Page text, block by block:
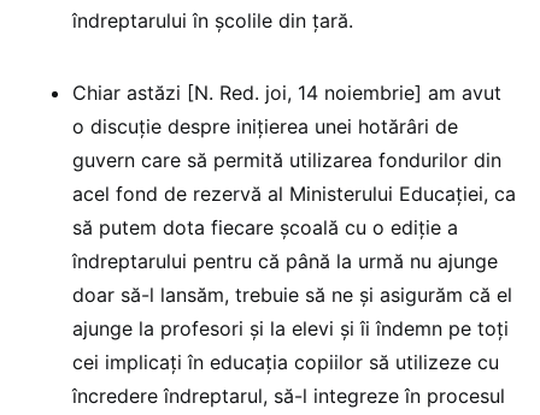
îndreptarului în școlile din țară.
Chiar astăzi [N. Red. joi, 14 noiembrie] am avut
o discuție despre inițierea unei hotărâri de
guvern care să permită utilizarea fondurilor din
acel fond de rezervă al Ministerului Educației, ca
să putem dota fiecare școală cu o ediție a
îndreptarului pentru că până la urmă nu ajunge
doar să-l lansăm, trebuie să ne și asigurăm că el
ajunge la profesori și la elevi și îi îndemn pe toți
cei implicați în educația copiilor să utilizeze cu
încredere îndreptarul, să-l integreze în procesul